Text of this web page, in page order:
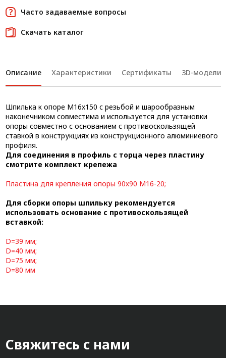
Часто задаваемые вопросы
Скачать каталог
Описание Характеристики Сертификаты 3D-модели
Шпилька к опоре М16х150 с резьбой и шарообразным
наконечником совместима и используется для установки
опоры совместно с основанием с противоскользящей
ставкой в конструкциях из конструкционного алюминиевого
профиля.
Для соединения в профиль с торца через пластину
смотрите комплект крепежа
Пластина для крепления опоры 90х90 М16-20;
Для сборки опоры шпильку рекомендуется
использовать основание с противоскользящей
вставкой:
D=39 мм;
D=40 мм;
D=75 мм;
D=80 мм
Свяжитесь с нами